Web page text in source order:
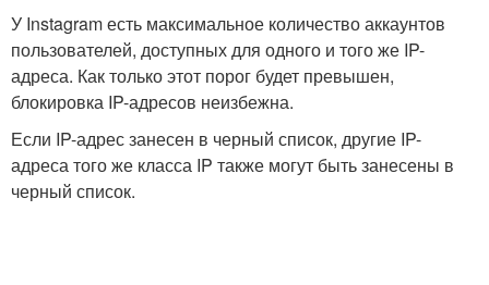
У Instagram есть максимальное количество аккаунтов
пользователей, доступных для одного и того же IP-
адреса. Как только этот порог будет превышен,
блокировка IP-адресов неизбежна.
Если IP-адрес занесен в черный список, другие IP-
адреса того же класса IP также могут быть занесены в
черный список.